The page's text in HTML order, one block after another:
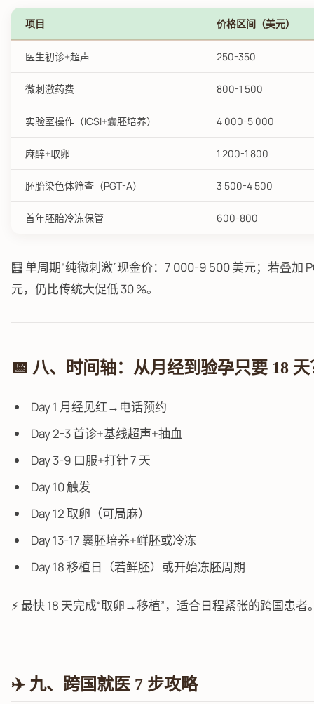
项目 价格区间（美元）
医生初诊+超声 250-350
微刺激药费 800-1 500
实验室操作（ICSI+囊胚培养） 4 000-5 000
麻醉+取卵 1 200-1 800
胚胎染色体筛查（PGT-A） 3 500-4 500
首年胚胎冷冻保管 600-800
🧮 单周期“纯微刺激”现金价：7 000-9 500 美元；若叠加
元，仍比传统大促低 30 %。
📅 八、时间轴：从月经到验孕只要 18 天
Day 1 月经见红→电话预约
Day 2-3 首诊+基线超声+抽血
Day 3-9 口服+打针 7 天
Day 10 触发
Day 12 取卵（可局麻）
Day 13-17 囊胚培养+鲜胚或冷冻
Day 18 移植日（若鲜胚）或开始冻胚周期
⚡ 最快 18 天完成“取卵→移植”，适合日程紧张的跨国患者
✈️ 九、跨国就医 7 步攻略